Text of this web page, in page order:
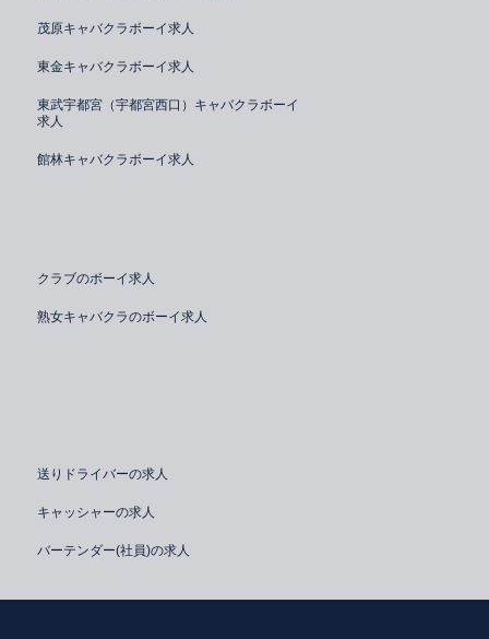
茂原キャバクラボーイ求人
東金キャバクラボーイ求人
東武宇都宮（宇都宮西口）キャバクラボーイ
求人
館林キャバクラボーイ求人
クラブのボーイ求人
熟女キャバクラのボーイ求人
送りドライバーの求人
キャッシャーの求人
バーテンダー(社員)の求人